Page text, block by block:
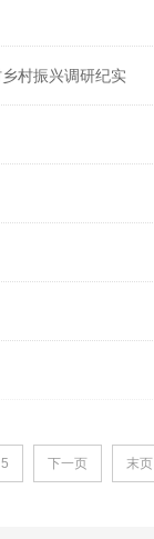
村振兴调研纪实
5 下一页 末页